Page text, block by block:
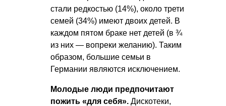
стали редкостью (14%), около трети
семей (34%) имеют двоих детей. В
каждом пятом браке нет детей (в ¾
из них — вопреки желанию). Таким
образом, большие семьи в
Германии являются исключением.
Молодые люди предпочитают
пожить «для себя». Дискотеки,